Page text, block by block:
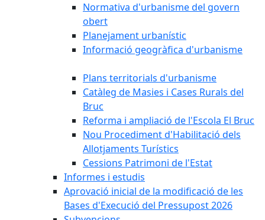
Normativa d'urbanisme del govern
obert
Planejament urbanístic
Informació geogràfica d'urbanisme
Plans territorials d'urbanisme
Catàleg de Masies i Cases Rurals del
Bruc
Reforma i ampliació de l'Escola El Bruc
Nou Procediment d'Habilitació dels
Allotjaments Turístics
Cessions Patrimoni de l'Estat
Informes i estudis
Aprovació inicial de la modificació de les
Bases d'Execució del Pressupost 2026